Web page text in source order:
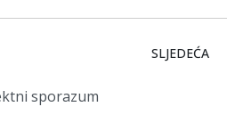
JEDNOPOLNE ŠEME
SLJEDEĆI
SLJEDEĆA
sporazum